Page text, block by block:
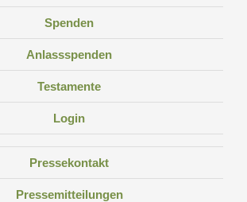
Spenden
Anlassspenden
Testamente
Login
Pressekontakt
Pressemitteilungen